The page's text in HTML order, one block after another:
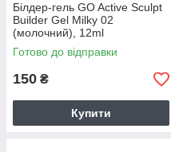
Білдер-гель GO Active Sculpt
Builder Gel Milky 02
(молочний), 12ml
Готово до відправки
150 ₴
Купити